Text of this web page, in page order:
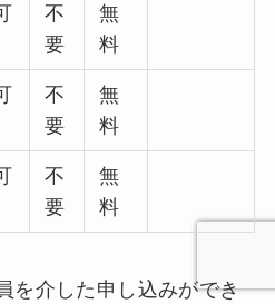
不
要
無
料
不
要
無
料
不
要
無
料
を介した申し込みができ